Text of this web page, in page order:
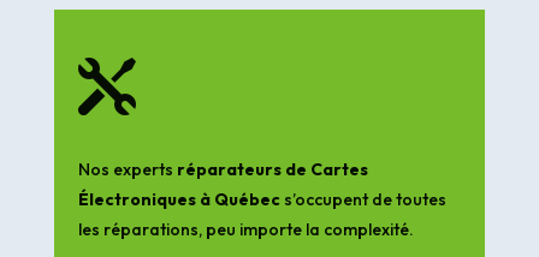

Nos experts réparateurs de Cartes
Électroniques à Québecs’occupent de toutes
les réparations, peu importe la complexité.